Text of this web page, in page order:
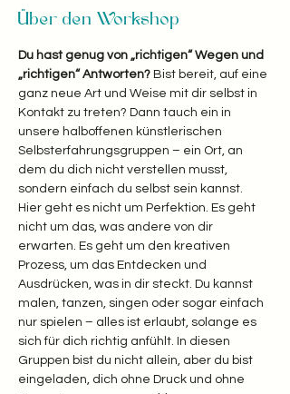
Über den Workshop
Du hast genug von „richtigen“ Wegen und
„richtigen“ Antworten? Bist bereit, auf eine
ganz neue Art und Weise mit dir selbst in
Kontakt zu treten? Dann tauch ein in
unsere halboffenen künstlerischen
Selbsterfahrungsgruppen – ein Ort, an
dem du dich nicht verstellen musst,
sondern einfach du selbst sein kannst.
Hier geht es nicht um Perfektion. Es geht
nicht um das, was andere von dir
erwarten. Es geht um den kreativen
Prozess, um das Entdecken und
Ausdrücken, was in dir steckt. Du kannst
malen, tanzen, singen oder sogar einfach
nur spielen – alles ist erlaubt, solange es
sich für dich richtig anfühlt. In diesen
Gruppen bist du nicht allein, aber du bist
eingeladen, dich ohne Druck und ohne